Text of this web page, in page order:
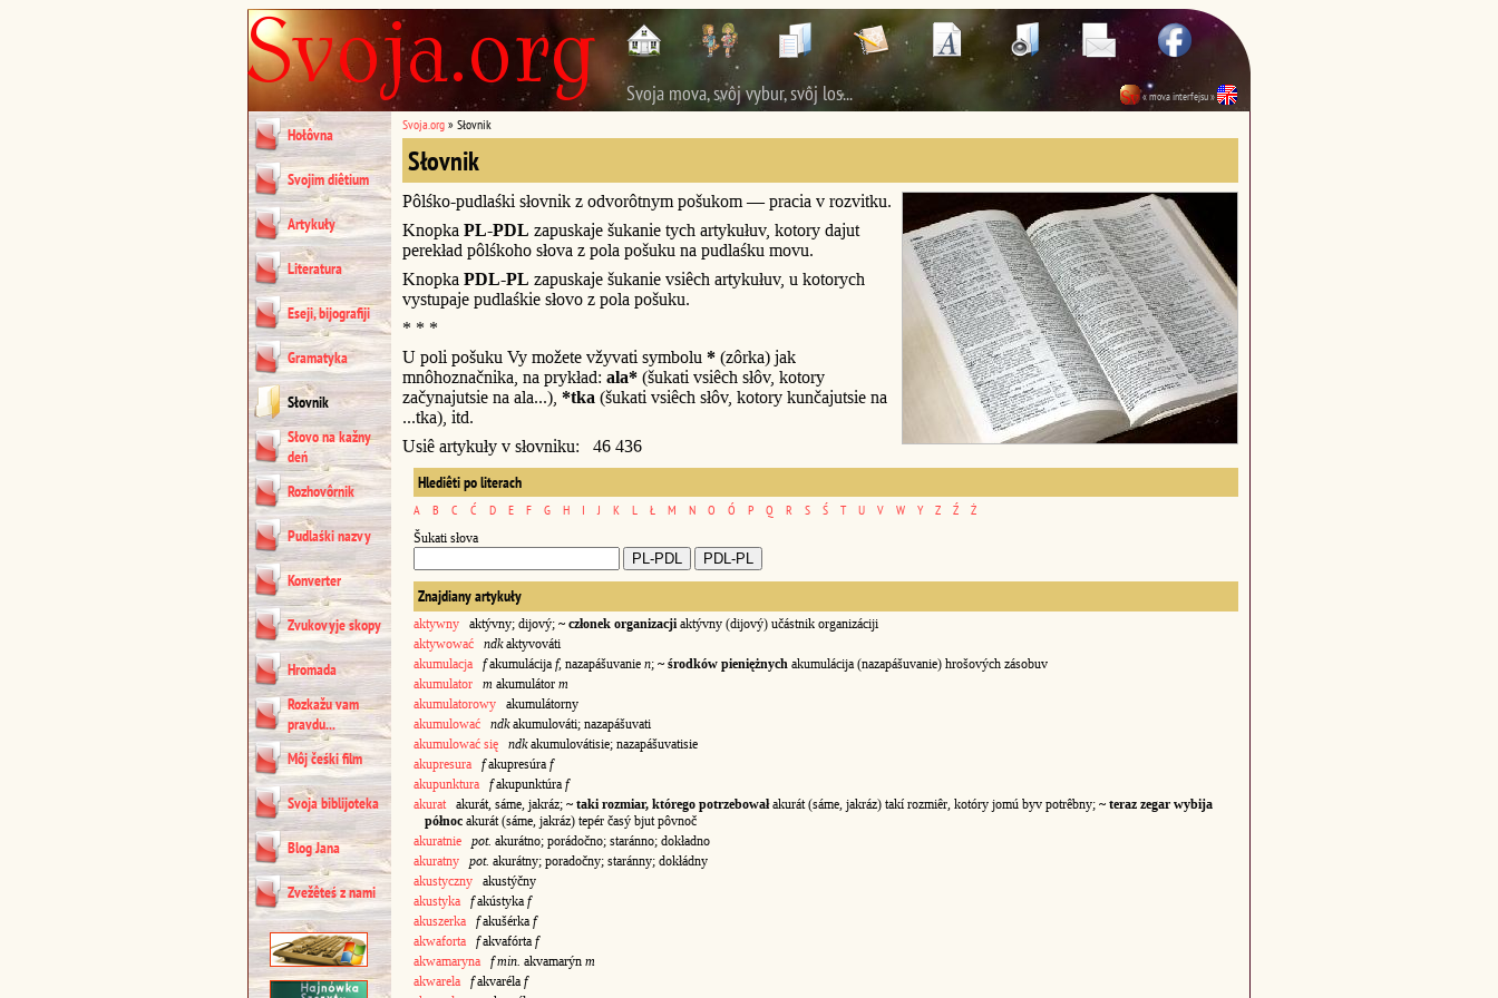
Svoja mova, svôj vybur, svôj los... « mova interfejsu »
Hołôvna
Svojim diêtium
Artykuły
Literatura
Eseji, bijografiji
Gramatyka
Słovnik
Słovo na kažny
deń
Rozhovôrnik
Pudlaśki nazvy
Konverter
Zvukovyje skopy
Hromada
Rozkažu vam
pravdu...
Môj čeśki film
Svoja biblijoteka
Blog Jana
Zvežêteś z nami
Svoja.org » Słovnik
Słovnik
Pôlśko-pudlaśki słovnik z odvorôtnym pošukom — pracia v rozvitku.
Knopka PL-PDL zapuskaje šukanie tych artykułuv, kotory dajut
perekład pôlśkoho słova z pola pošuku na pudlaśku movu.
Knopka PDL-PL zapuskaje šukanie vsiêch artykułuv, u kotorych
vystupaje pudlaśkie słovo z pola pošuku.
* * *
U poli pošuku Vy možete vžyvati symbolu * (zôrka) jak
mnôhoznačnika, na prykład: ala* (šukati vsiêch słôv, kotory
začynajutsie na ala...), *tka (šukati vsiêch słôv, kotory kunčajutsie na
...tka), itd.
Usiê artykuły v słovniku: 46 436
Hlediêti po literach
A B C Ć D E F G H I J K L Ł M N O Ó P Q R S Ś T U V W Y Z Ź Ż
Šukati słova
Znajdiany artykuły
aktywny aktývny; dijový; ~ członek organizacji aktývny (dijový) učástnik organizáciji
aktywować
ndkaktyvováti
akumulacja
fakumulácija f, nazapášuvanie n; ~ środków pieniężnych akumulácija (nazapášuvanie) hrošových zásobuv
akumulator
m akumulátor m
akumulatorowy akumulátorny
akumulować
ndkakumulováti; nazapášuvati
akumulować się
ndkakumulovátisie; nazapášuvatisie
akupresura
fakupresúra f
akupunktura
fakupunktúra f
akurat akurát, sáme, jakráz; ~ taki rozmiar, którego potrzebowałakurát (sáme, jakráz) takí rozmiêr, kotóry jomú byv potrêbny; ~ teraz zegar wybija
północ akurát (sáme, jakráz) tepér časý bjut pôvnoč
akuratnie
pot. akurátno; porádočno; staránno; dokładno
akuratny
pot. akurátny; poradočny; staránny; dokłádny
akustyczny akustýčny
akustyka
fakústyka f
akuszerka
fakušérka f
akwaforta
fakvafórta f
akwamaryna
f min. akvamarýn m
akwarela
fakvaréla f